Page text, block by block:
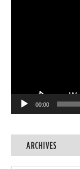
00:00
ARCHIVES